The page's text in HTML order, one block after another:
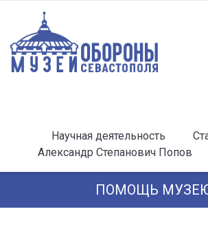
Научная деятельность
Александр Степанович Попов
ПОМОЩЬ